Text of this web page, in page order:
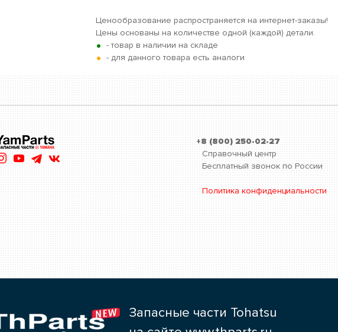
Ценообразование распространяется на интернет-заказы!
Цены основаны на количестве одной (каждой) детали.
• - товар в наличии на складе
• - для данного товара есть аналоги
+8 (800) 250-02-27
Справочный центр
Бесплатный звонок по России
Политика конфиденциальности
Запасные части Tohatsu